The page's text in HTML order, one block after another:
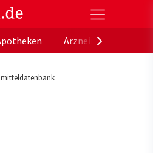
Gesundheitsportal der